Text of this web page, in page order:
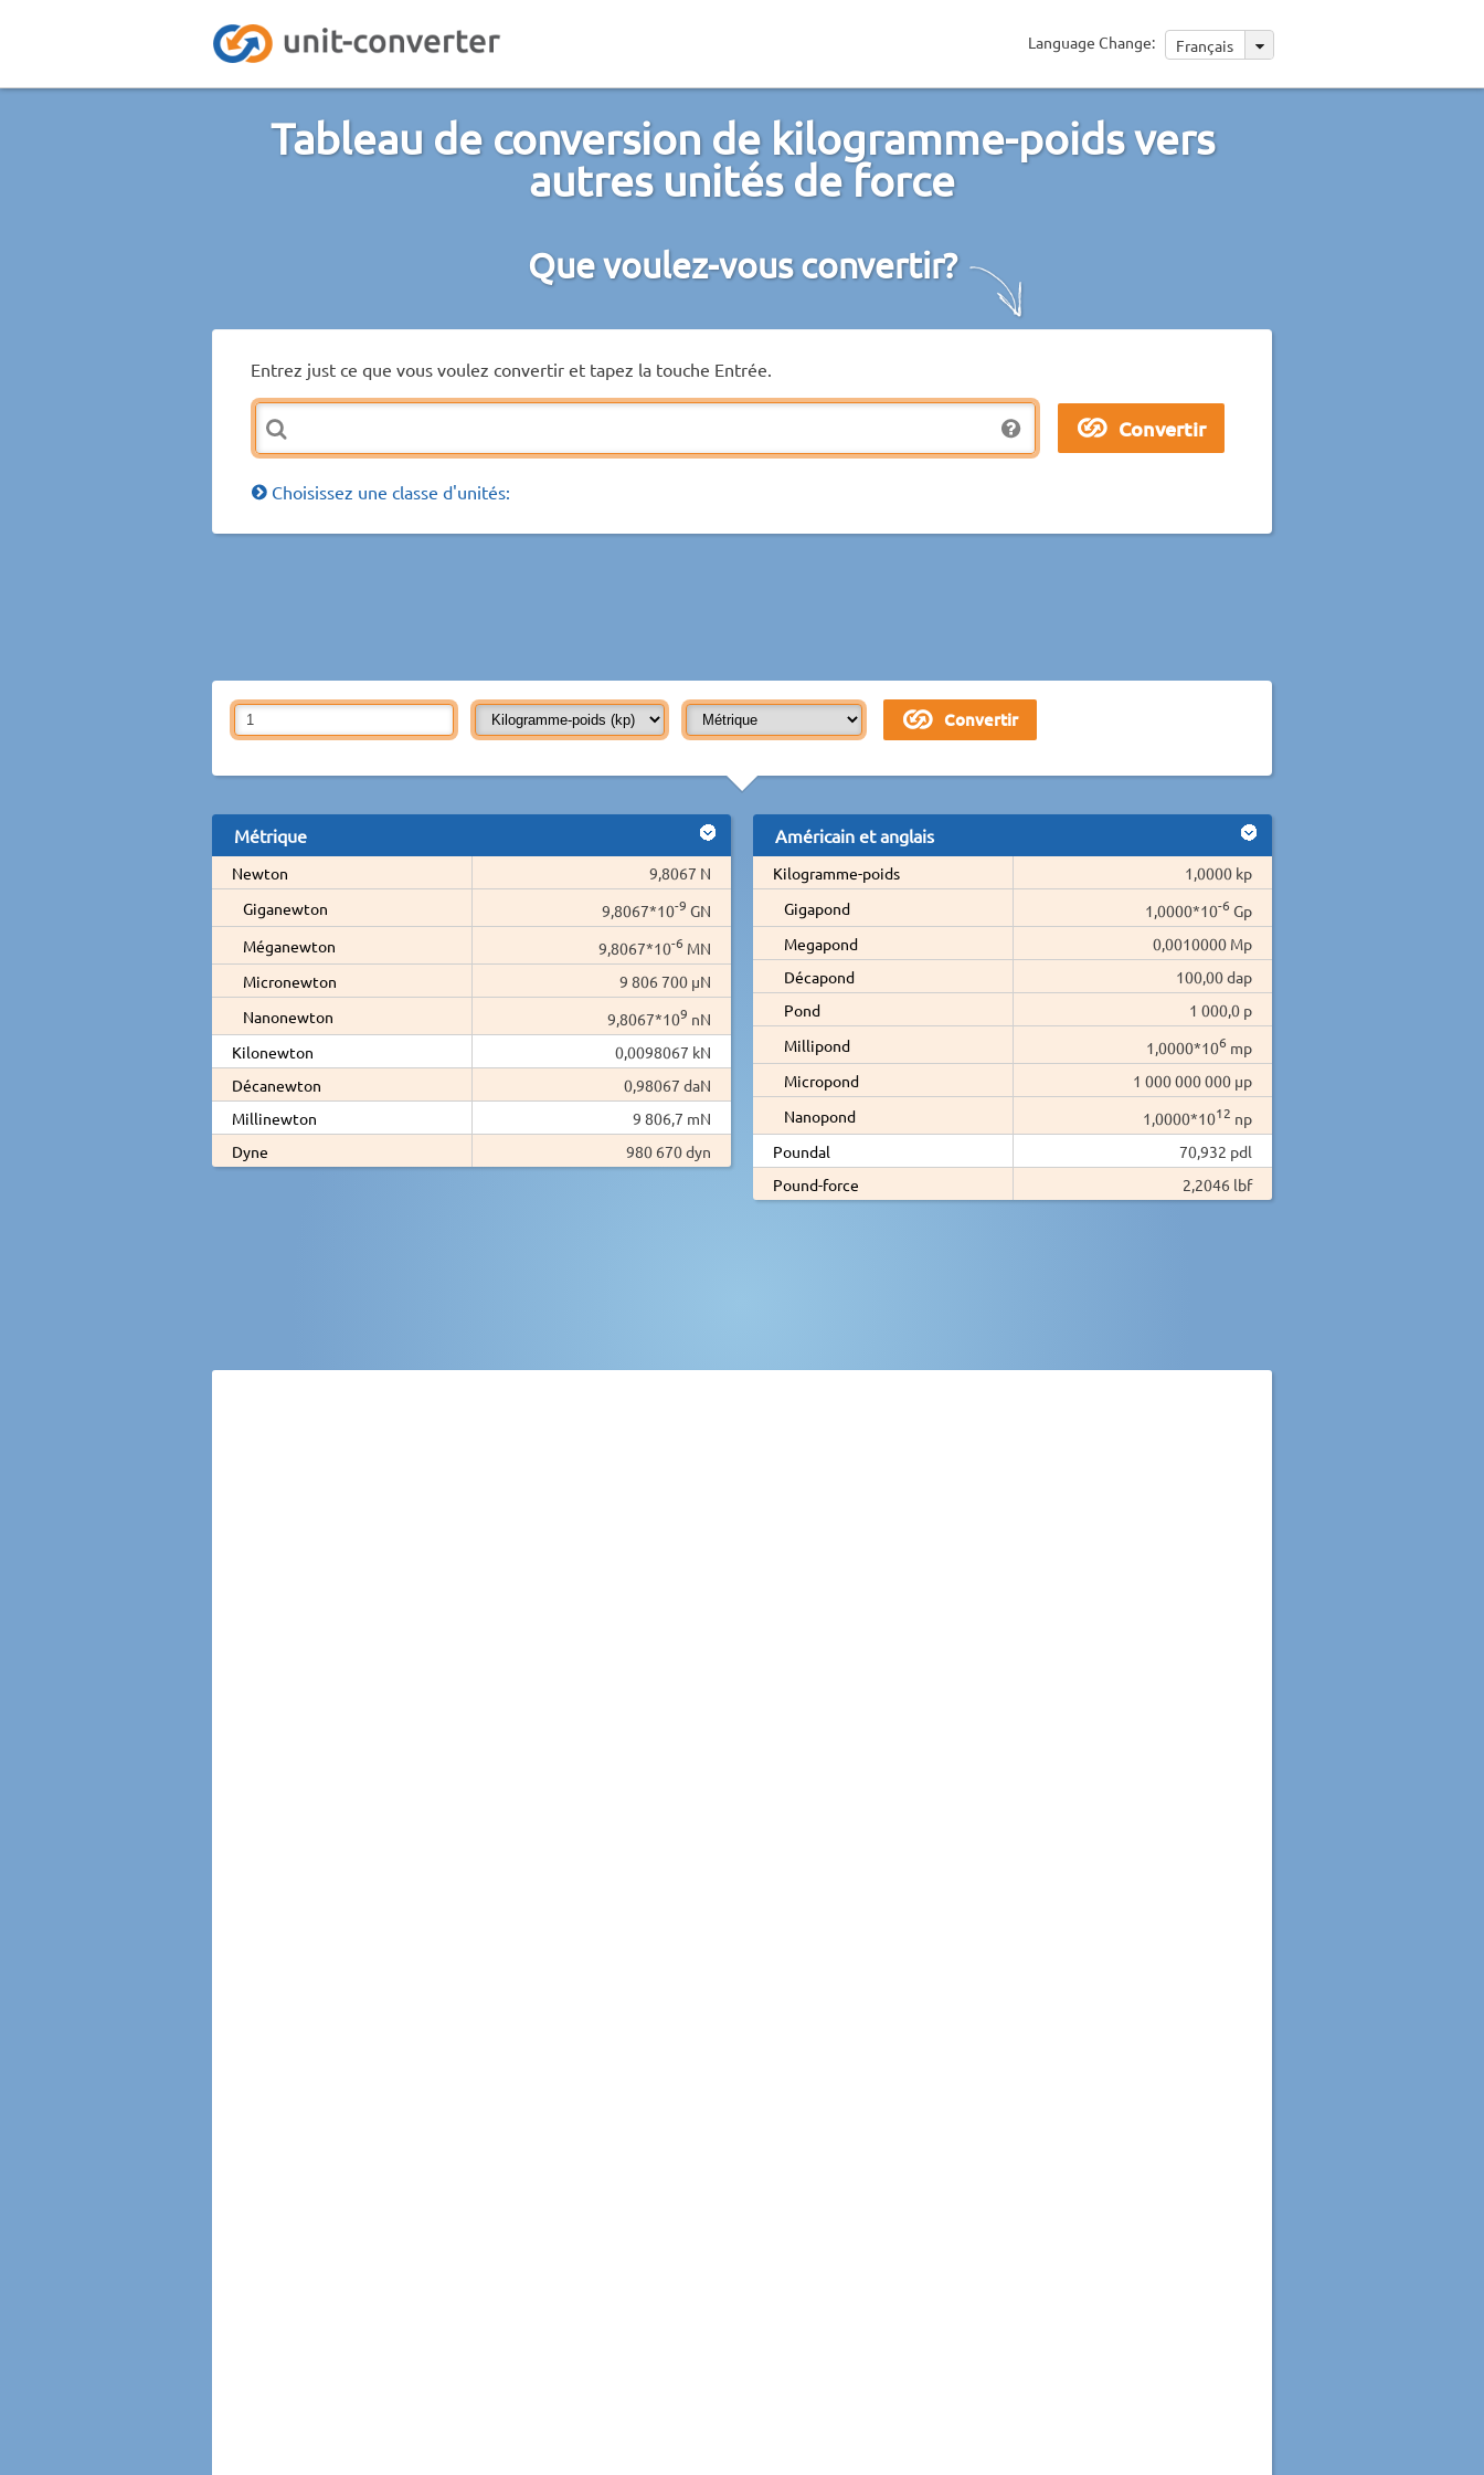
Language Change: Français
Tableau de conversion de kilogramme-poids vers
autres unités de force
Que voulez-vous convertir?
Entrez just ce que vous voulez convertir et tapez la touche Entrée.
Choisissez une classe d'unités:
Métrique
Newton
9,8067 N
Giganewton
9,8067*10-9 GN
Méganewton
9,8067*10-6 MN
Micronewton
9 806 700 µN
Nanonewton
9,8067*109 nN
Kilonewton
0,0098067 kN
Décanewton
0,98067 daN
Millinewton
9 806,7 mN
Dyne
980 670 dyn
Américain et anglais
Kilogramme-poids
1,0000 kp
Gigapond
1,0000*10-6 Gp
Megapond
0,0010000 Mp
Décapond
100,00 dap
Pond
1 000,0 p
Millipond
1,0000*106 mp
Micropond
1 000 000 000 µp
Nanopond
1,0000*1012 np
Poundal
70,932 pdl
Pound-force
2,2046 lbf